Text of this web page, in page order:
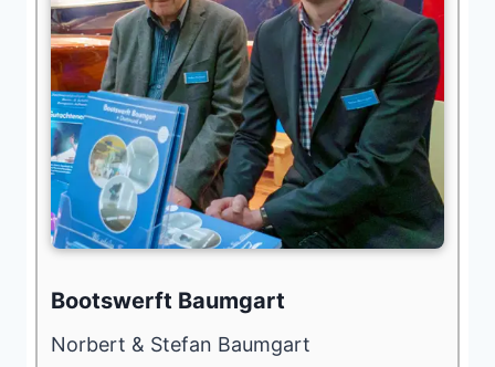
Bootswerft Baumgart
Norbert & Stefan Baumgart